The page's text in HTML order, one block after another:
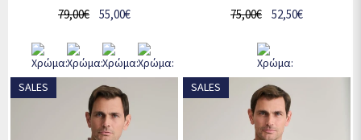
55,00€
79,00€ 52,50€
75,00€
SALES SALES